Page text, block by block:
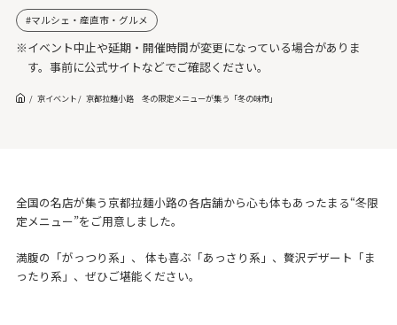
マルシェ・産直市・グルメ
※イベント中止や延期・開催時間が変更になっている場合がありま
す。事前に公式サイトなどでご確認ください。
京イベント 京都拉麺小路 冬の限定メニューが集う「冬の味市」
全国の名店が集う京都拉麺小路の各店舗から心も体もあったまる“冬限
定メニュー”をご用意しました。
満腹の「がっつり系」、 体も喜ぶ「あっさり系」、贅沢デザート「ま
ったり系」、ぜひご堪能ください。